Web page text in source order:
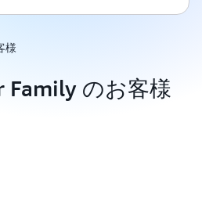
様
Family のお客様